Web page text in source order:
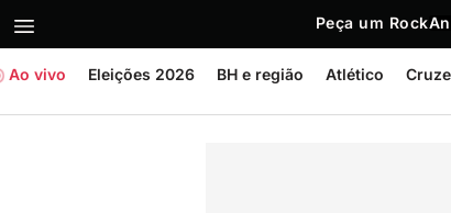
Peça um Rock
Ao vivo Eleições 2026 BH e região Atlético